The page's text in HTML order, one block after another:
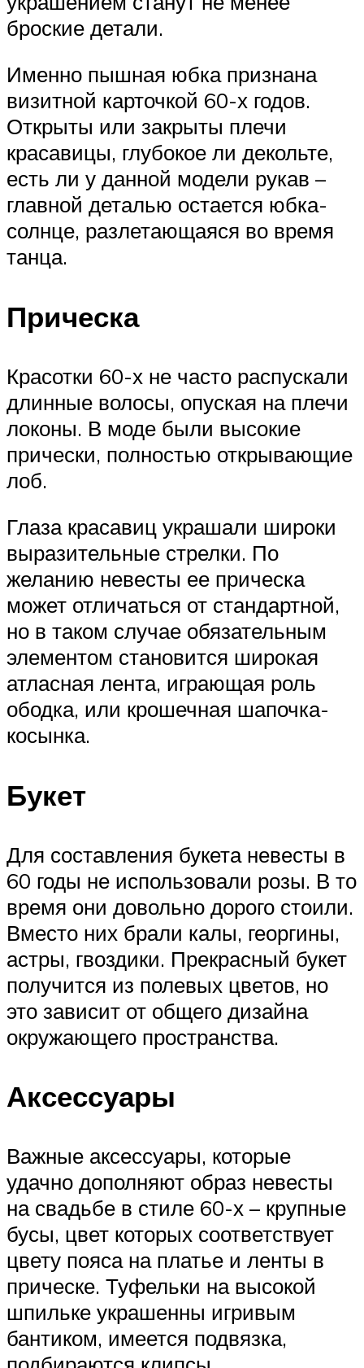
броские детали.
Именно пышная юбка признана
визитной карточкой 60-х годов.
Открыты или закрыты плечи
красавицы, глубокое ли декольте,
есть ли у данной модели рукав –
главной деталью остается юбка-
солнце, разлетающаяся во время
танца.
Прическа
Красотки 60-х не часто распускали
длинные волосы, опуская на плечи
локоны. В моде были высокие
прически, полностью открывающие
лоб.
Глаза красавиц украшали широки
выразительные стрелки. По
желанию невесты ее прическа
может отличаться от стандартной,
но в таком случае обязательным
элементом становится широкая
атласная лента, играющая роль
ободка, или крошечная шапочка-
косынка.
Букет
Для составления букета невесты в
60 годы не использовали розы. В то
время они довольно дорого стоили.
Вместо них брали калы, георгины,
астры, гвоздики. Прекрасный букет
получится из полевых цветов, но
это зависит от общего дизайна
окружающего пространства.
Аксессуары
Важные аксессуары, которые
удачно дополняют образ невесты
на свадьбе в стиле 60-х – крупные
бусы, цвет которых соответствует
цвету пояса на платье и ленты в
прическе. Туфельки на высокой
шпильке украшенны игривым
бантиком, имеется подвязка,